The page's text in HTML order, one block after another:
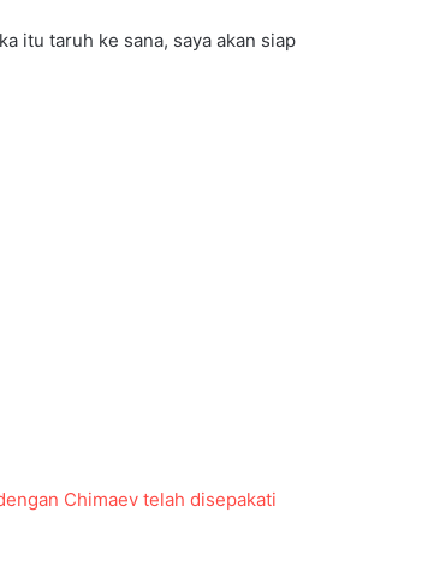
itu taruh ke sana, saya akan siap
Chimaev telah disepakati